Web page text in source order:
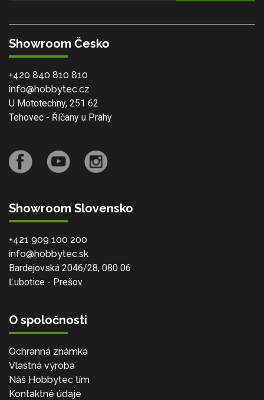
Showroom Česko
+420 840 810 810
info@hobbytec.cz
U Mototechny, 251 62
Tehovec - Říčany u Prahy
Showroom Slovensko
+421 909 100 200
info@hobbytec.sk
Bardejovská 2046/28, 080 06
Ľubotice - Prešov
O spoločnosti
Ochranná známka
Vlastná výroba
Náš Hobbytec tím
Kontaktné údaje